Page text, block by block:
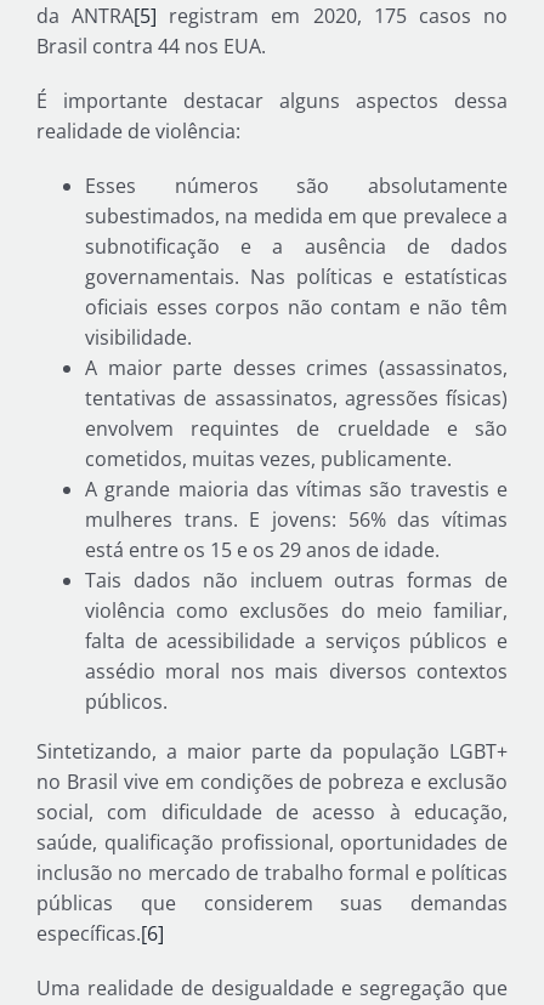
da ANTRA[5] registram em 2020, 175 casos no
Brasil contra 44 nos EUA.
É importante destacar alguns aspectos dessa
realidade de violência:
Esses números são absolutamente
subestimados, na medida em que prevalece a
subnotificação e a ausência de dados
governamentais. Nas políticas e estatísticas
oficiais esses corpos não contam e não têm
visibilidade.
A maior parte desses crimes (assassinatos,
tentativas de assassinatos, agressões físicas)
envolvem requintes de crueldade e são
cometidos, muitas vezes, publicamente.
A grande maioria das vítimas são travestis e
mulheres trans. E jovens: 56% das vítimas
está entre os 15 e os 29 anos de idade.
Tais dados não incluem outras formas de
violência como exclusões do meio familiar,
falta de acessibilidade a serviços públicos e
assédio moral nos mais diversos contextos
públicos.
Sintetizando, a maior parte da população LGBT+
no Brasil vive em condições de pobreza e exclusão
social, com dificuldade de acesso à educação,
saúde, qualificação profissional, oportunidades de
inclusão no mercado de trabalho formal e políticas
públicas que considerem suas demandas
específicas.[6]
Uma realidade de desigualdade e segregação que